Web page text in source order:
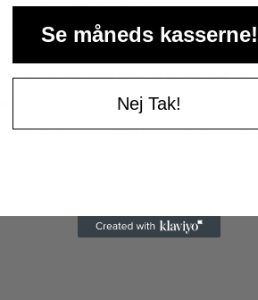
gør, at fuglene får de nødvendige
de kan finde mad, og de har brug for
og vækst og E-vitamin har
Se måneds kasserne!
Nej Tak!